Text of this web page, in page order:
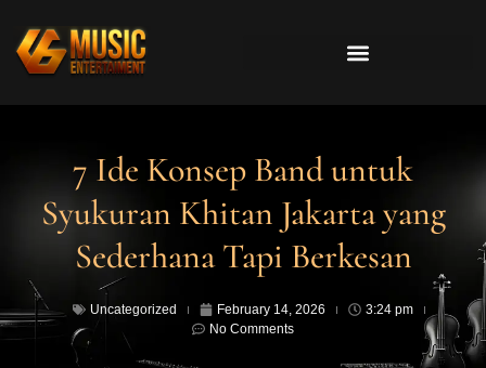
7 Ide Konsep Band untuk
Syukuran Khitan Jakarta yang
Sederhana Tapi Berkesan
Uncategorized February 14, 2026
3:24 pm
No Comments